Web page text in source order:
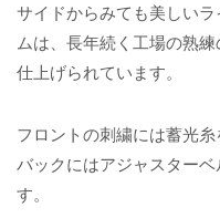
サイドからみても美しい
ムは、長年続く工場の熟
仕上げられています。
フロントの刺繍には蓄光糸
バックにはアジャスター
す。